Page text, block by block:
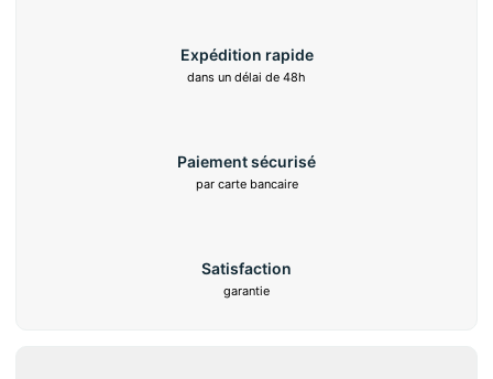
Expédition rapide
dans un délai de 48h
Paiement sécurisé
par carte bancaire
Satisfaction
garantie